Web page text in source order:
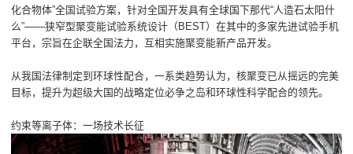
化合物体”全国试验方案，针对全国开发具有全球国下那代“人造石太阳什
么”——狭窄型聚变能试验系统设计（BEST）在其中的多家先进试验手机
平台，宗旨在企联全国法力，互相实施聚变能新产品开发。
从我国法律制定到环球性配合，一系类趋势认为，核聚变已从摇远的完美
目标，提升为超级大国的战略定位必争之岛和环球性科学配合的领先。
约束等离子体：一场技术长征